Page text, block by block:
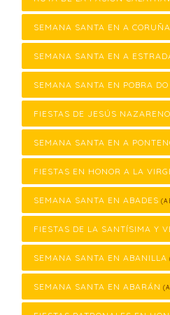
SEMANA SANTA EN A CORUÑA
SEMANA SANTA EN A
SEMANA SANTA EN POBRA
FIESTAS DE JESÚS NAZARENO
SEMANA SANTA EN A
FIESTAS EN HONOR A LA
SEMANA SANTA EN ABADES
FIESTAS DE LA SANTÍSIMA Y
SEMANA SANTA EN ABANILLA
SEMANA SANTA EN ABARÁN